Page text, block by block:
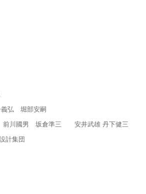
弘 堀部安嗣
川國男 坂倉準三 安井武雄 丹下健三
計集団